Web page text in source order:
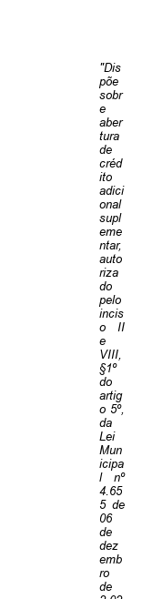
"Dis
põe
sobr
e
aber
tura
de
créd
ito
adici
onal
supl
eme
ntar,
auto
riza
do
pelo
incis
o II
e
VIII,
§1º
do
artig
o 5º,
da
Lei
Mun
icipa
l nº
4.65
5 de
06
de
dez
emb
ro
de